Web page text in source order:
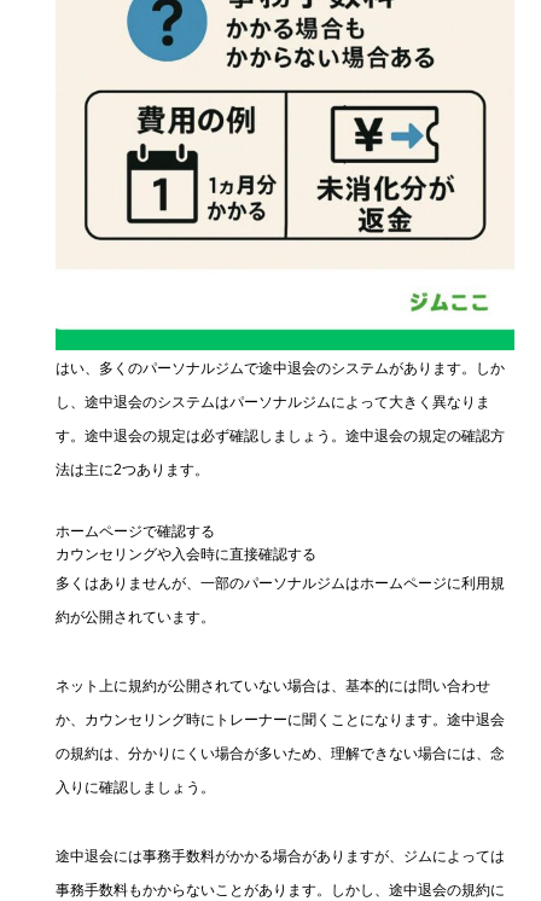
はい、多くのパーソナルジムで途中退会のシステムがあります。しか
し、途中退会のシステムはパーソナルジムによって大きく異なりま
す。途中退会の規定は必ず確認しましょう。途中退会の規定の確認方
法は主に2つあります。
ホームページで確認する
カウンセリングや入会時に直接確認する
多くはありませんが、一部のパーソナルジムはホームページに利用規
約が公開されています。
ネット上に規約が公開されていない場合は、基本的には問い合わせ
か、カウンセリング時にトレーナーに聞くことになります。途中退会
の規約は、分かりにくい場合が多いため、理解できない場合には、念
入りに確認しましょう。
途中退会には事務手数料がかかる場合がありますが、ジムによっては
事務手数料もかからないことがあります。しかし、途中退会の規約に